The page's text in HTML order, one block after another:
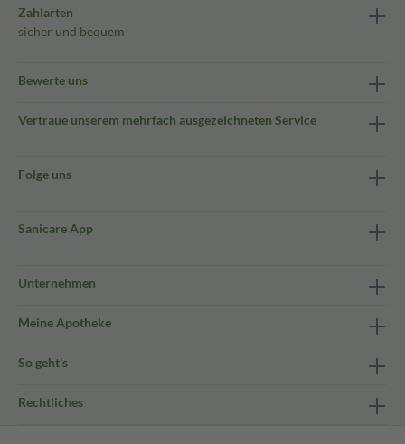
Zahlarten
sicher und bequem
Bewerte uns
Vertraue unserem mehrfach ausgezeichneten Service
Folge uns
Sanicare App
Unternehmen
Meine Apotheke
So geht's
Rechtliches